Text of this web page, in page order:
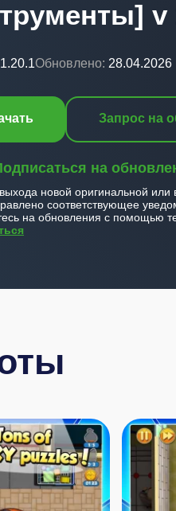
v
1.20.1Обновлено: 28.04.2026
Запрос на
на
новой оригинальной
соответствующее
на обновления с помощью